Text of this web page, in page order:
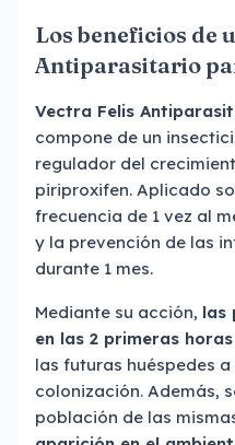
Los beneficios de
Antiparasitario
Vectra Felis
compone de un
regulador del
piriproxifen. Aplicado
frecuencia de 1 vez al
y la prevención de las
durante 1 mes.
Mediante su acción, las
en las 2 primeras
las futuras huéspedes
colonización. Además,
población de las